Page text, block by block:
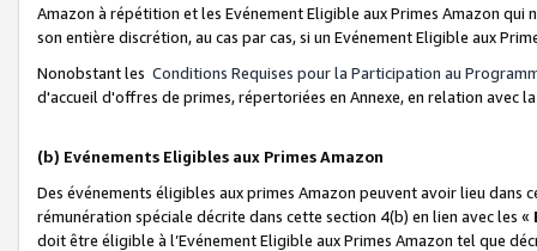
Amazon à répétition et les Evénement Eligible aux Primes Amazon qui
son entière discrétion, au cas par cas, si un Evénement Eligible aux
Nonobstant les Conditions Requises pour la Participation au
d'accueil d'offres de primes, répertoriées en Annexe, en relation avec
(b) Evénements Eligibles aux Primes Amazon
Des événements éligibles aux primes Amazon peuvent avoir lieu dans
rémunération spéciale décrite dans cette section 4(b) en lien avec les «
doit être éligible à l’Evénement Eligible aux Primes Amazon tel que